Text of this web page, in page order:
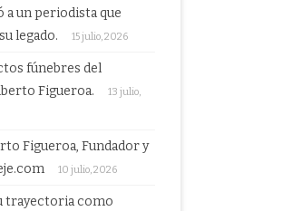
a un periodista que
legado.
15 julio, 2026
fúnebres del
Figueroa.
13 julio,
Figueroa, Fundador y
10 julio, 2026
trayectoria como